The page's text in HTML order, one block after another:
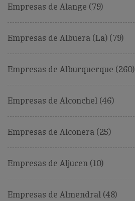
Empresas de Alange (79)
Empresas de Albuera (La) (79)
Empresas de Alburquerque (260)
Empresas de Alconchel (46)
Empresas de Alconera (25)
Empresas de Aljucen (10)
Empresas de Almendral (48)